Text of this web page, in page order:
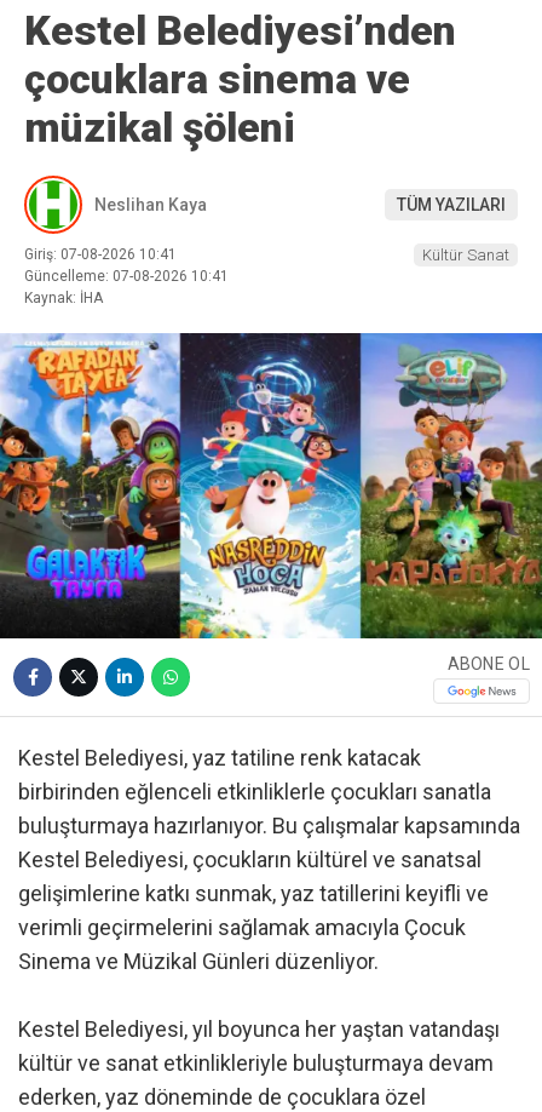
Kestel Belediyesi’nden
çocuklara sinema ve
müzikal şöleni
Neslihan Kaya TÜM YAZILARI
Giriş: 07-08-2026 10:41
Güncelleme: 07-08-2026 10:41
Kaynak: İHA
Kültür Sanat
ABONE OL
Kestel Belediyesi, yaz tatiline renk katacak
birbirinden eğlenceli etkinliklerle çocukları sanatla
buluşturmaya hazırlanıyor. Bu çalışmalar kapsamında
Kestel Belediyesi, çocukların kültürel ve sanatsal
gelişimlerine katkı sunmak, yaz tatillerini keyifli ve
verimli geçirmelerini sağlamak amacıyla Çocuk
Sinema ve Müzikal Günleri düzenliyor.
Kestel Belediyesi, yıl boyunca her yaştan vatandaşı
kültür ve sanat etkinlikleriyle buluşturmaya devam
ederken, yaz döneminde de çocuklara özel